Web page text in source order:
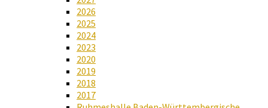
2026
2025
2024
2023
2020
2019
2018
2017